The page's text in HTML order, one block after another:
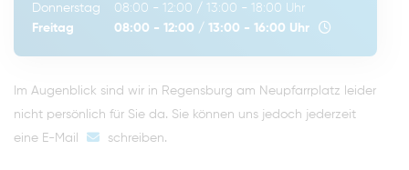
Donnerstag
08:00 - 12:00 / 13:00 - 18:00 Uhr
Freitag
08:00 - 12:00 / 13:00 - 16:00 Uhr
Im Augenblick sind wir in Regensburg am Neupfarrplatz leider
nicht persönlich für Sie da. Sie können uns jedoch jederzeit
eine E-Mail
schreiben.